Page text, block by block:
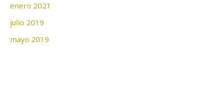
enero 2021
julio 2019
mayo 2019